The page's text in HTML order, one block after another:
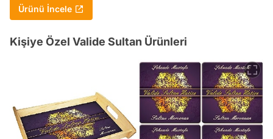
Ürünü İncele
Kişiye Özel Valide Sultan Ürünleri